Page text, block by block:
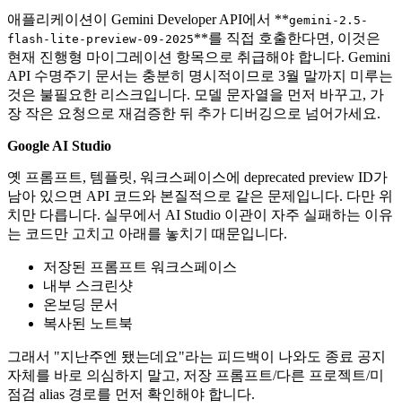
애플리케이션이 Gemini Developer API에서 **gemini-2.5-
flash-lite-preview-09-2025**를 직접 호출한다면, 이것은
현재 진행형 마이그레이션 항목으로 취급해야 합니다. Gemini
API 수명주기 문서는 충분히 명시적이므로 3월 말까지 미루는
것은 불필요한 리스크입니다. 모델 문자열을 먼저 바꾸고, 가
장 작은 요청으로 재검증한 뒤 추가 디버깅으로 넘어가세요.
Google AI Studio
옛 프롬프트, 템플릿, 워크스페이스에 deprecated preview ID가
남아 있으면 API 코드와 본질적으로 같은 문제입니다. 다만 위
치만 다릅니다. 실무에서 AI Studio 이관이 자주 실패하는 이유
는 코드만 고치고 아래를 놓치기 때문입니다.
저장된 프롬프트 워크스페이스
내부 스크린샷
온보딩 문서
복사된 노트북
그래서 "지난주엔 됐는데요"라는 피드백이 나와도 종료 공지
자체를 바로 의심하지 말고, 저장 프롬프트/다른 프로젝트/미
점검 alias 경로를 먼저 확인해야 합니다.